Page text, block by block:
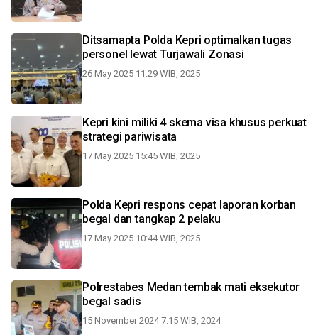
Ditsamapta Polda Kepri optimalkan tugas
personel lewat Turjawali Zonasi
26 May 2025 11:29 WIB, 2025
Kepri kini miliki 4 skema visa khusus perkuat
strategi pariwisata
17 May 2025 15:45 WIB, 2025
Polda Kepri respons cepat laporan korban
begal dan tangkap 2 pelaku
17 May 2025 10:44 WIB, 2025
Polrestabes Medan tembak mati eksekutor
begal sadis
15 November 2024 7:15 WIB, 2024